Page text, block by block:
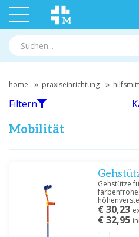
home praxiseinrichtung
Nach Marke filtern
Medische Vakhandel(10)
Filtern
Mobilität
Gehstütze
€ 30,23
€ 32,95